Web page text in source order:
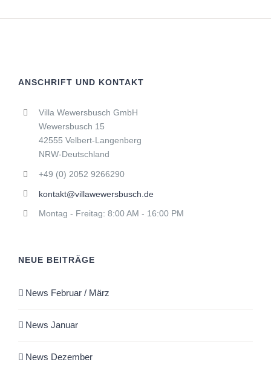
ANSCHRIFT UND KONTAKT
Villa Wewersbusch GmbH
Wewersbusch 15
42555 Velbert-Langenberg
NRW-Deutschland
+49 (0) 2052 9266290
kontakt@villawewersbusch.de
Montag - Freitag: 8:00 AM - 16:00 PM
NEUE BEITRÄGE
News Februar / März
News Januar
News Dezember